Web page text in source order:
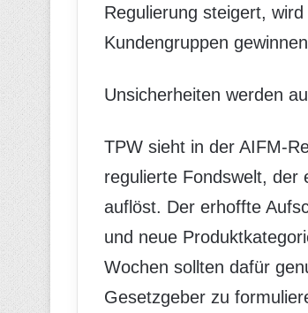
Regulierung steigert,
Kundengruppen
Unsicherheiten werden
TPW sieht in der AIFM-
regulierte Fondswelt, der
auflöst. Der erhoffte
und neue
Wochen sollten dafür
Gesetzgeber zu